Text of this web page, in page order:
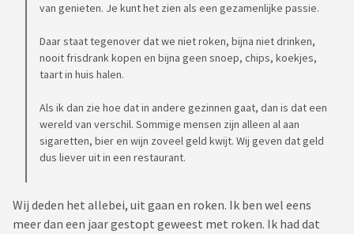
van genieten. Je kunt het zien als een gezamenlijke passie.
Daar staat tegenover dat we niet roken, bijna niet drinken,
nooit frisdrank kopen en bijna geen snoep, chips, koekjes,
taart in huis halen.
Als ik dan zie hoe dat in andere gezinnen gaat, dan is dat een
wereld van verschil. Sommige mensen zijn alleen al aan
sigaretten, bier en wijn zoveel geld kwijt. Wij geven dat geld
dus liever uit in een restaurant.
Wij deden het allebei, uit gaan en roken. Ik ben wel eens
meer dan een jaar gestopt geweest met roken. Ik had dat